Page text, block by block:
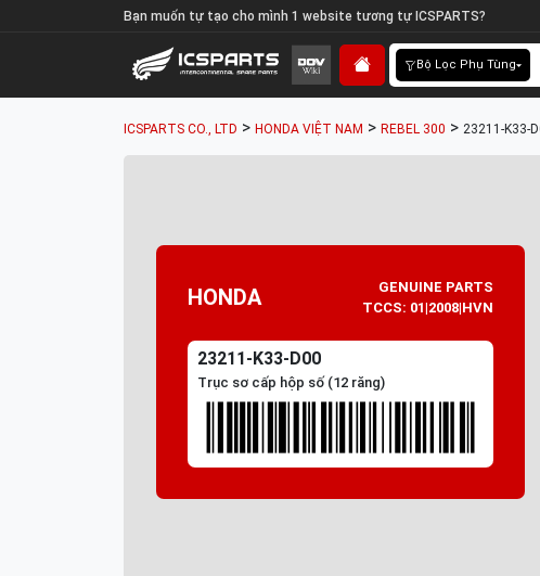
Bạn muốn tự tạo cho mình 1 website tương tự ICSPARTS?
Bộ Lọc Phụ Tùng
ICSPARTS CO., LTD > HONDA VIỆT NAM > REBEL 300 > 23211-K33-
HONDA
GENUINE PARTS
TCCS: 01|2008|HVN
23211-K33-D00
Trục sơ cấp hộp số (12 răng)